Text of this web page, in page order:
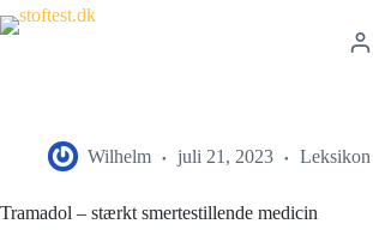
Wilhelm juli 21, 2023 Leksikon
Tramadol – stærkt smertestillende medicin